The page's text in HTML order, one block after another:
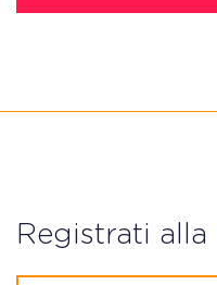
Registrati alla